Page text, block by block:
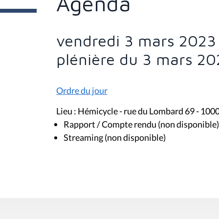
e
s
vendredi 3 mars
plénière du 3 mars
Ordre du jour
Lieu : Hémicycle - rue du Lombard 69 -
Rapport / Compte rendu (non disponible)
Streaming (non disponible)